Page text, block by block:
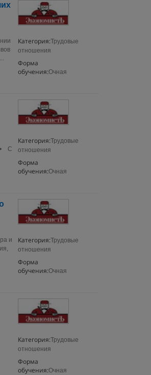
Категория:Трудовые
отношения
Форма
обучения:Очная
Категория:Трудовые
отношения
Форма
обучения:Очная
• С
Категория:Трудовые
отношения
Форма
обучения:Очная
и
Категория:Трудовые
отношения
Форма
обучения:Очная